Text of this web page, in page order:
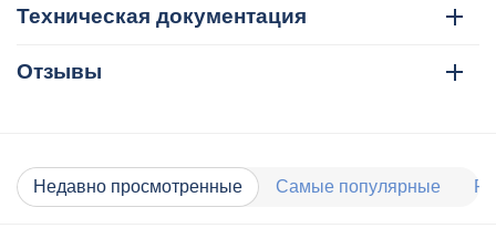
Техническая документация
Отзывы
Недавно просмотренные Самые популярные